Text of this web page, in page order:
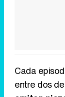
Cada
entre dos